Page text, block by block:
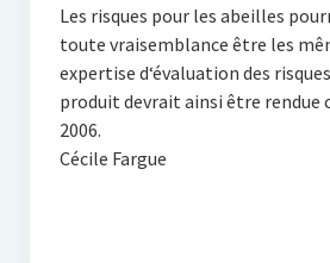
Les risques pour les abeilles
toute vraisemblance être les
expertise d‘évaluation des
produit devrait ainsi être rendue
2006.
Cécile Fargue